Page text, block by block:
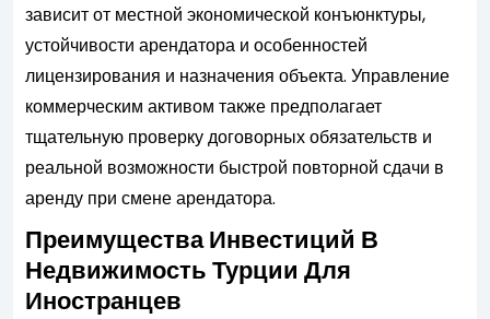
зависит от местной экономической конъюнктуры,
устойчивости арендатора и особенностей
лицензирования и назначения объекта. Управление
коммерческим активом также предполагает
тщательную проверку договорных обязательств и
реальной возможности быстрой повторной сдачи в
аренду при смене арендатора.
Преимущества Инвестиций В
Недвижимость Турции Для
Иностранцев